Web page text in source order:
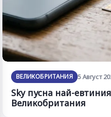
ВЕЛИКОБРИТАНИЯ 5 Август
Sky пусна най-
Великобритания